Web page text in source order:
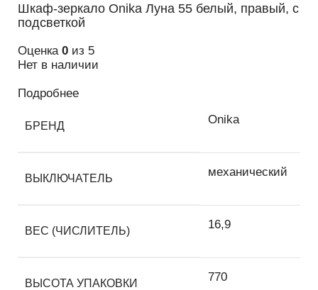
Шкаф-зеркало Onika Луна 55 белый, правый, с
подсветкой
Оценка 0 из 5
Нет в наличии
Подробнее
БРЕНД Onika
ВЫКЛЮЧАТЕЛЬ механический
ВЕС (ЧИСЛИТЕЛЬ) 16,9
ВЫСОТА УПАКОВКИ 770